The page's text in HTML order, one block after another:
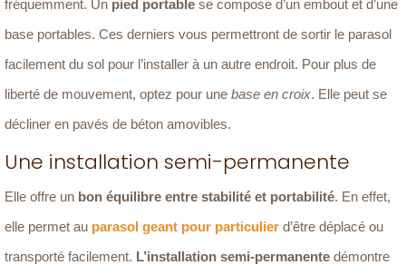
fréquemment. Un pied portable se compose d’un embout et d’une
base portables. Ces derniers vous permettront de sortir le parasol
facilement du sol pour l’installer à un autre endroit. Pour plus de
liberté de mouvement, optez pour une base en croix. Elle peut se
décliner en pavés de béton amovibles.
Une installation semi-permanente
Elle offre un bon équilibre entre stabilité et portabilité. En effet,
elle permet au parasol geant pour particulier d’être déplacé ou
transporté facilement. L’installation semi-permanente démontre